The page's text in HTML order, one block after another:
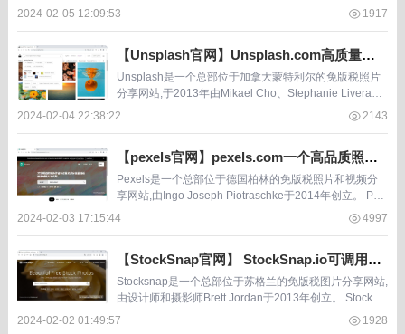
供大量高分辨率美食照片供免费下载使用。图片内容丰
2024-02-05 12:09:53 1917
【Unsplash官网】Unsplash.com高质量的
免版权图片网站
Unsplash是一个总部位于加拿大蒙特利尔的免版税照片
分享网站,于2013年由Mikael Cho、Stephanie Liverani
和Luke Chesser创立。 Unsplash提供了数以...
2024-02-04 22:38:22 2143
【pexels官网】pexels.com一个高品质照片
图库可商用
Pexels是一个总部位于德国柏林的免版税照片和视频分
享网站,由Ingo Joseph Piotraschke于2014年创立。 Pex
els允许用户免费下载和使用网站上数以百万计的高质量
2024-02-03 17:15:44 4997
【StockSnap官网】 StockSnap.io可调用高
清图片库CC0协议
Stocksnap是一个总部位于苏格兰的免版税图片分享网站,
由设计师和摄影师Brett Jordan于2013年创立。 Stocksn
ap允许用户免费下载网站上数百万张高分辨率图片。图
2024-02-02 01:49:57 1928